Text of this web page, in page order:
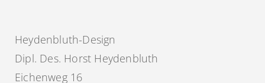
Heydenbluth-Design
Dipl. Des. Horst Heydenbluth
Eichenweg 16